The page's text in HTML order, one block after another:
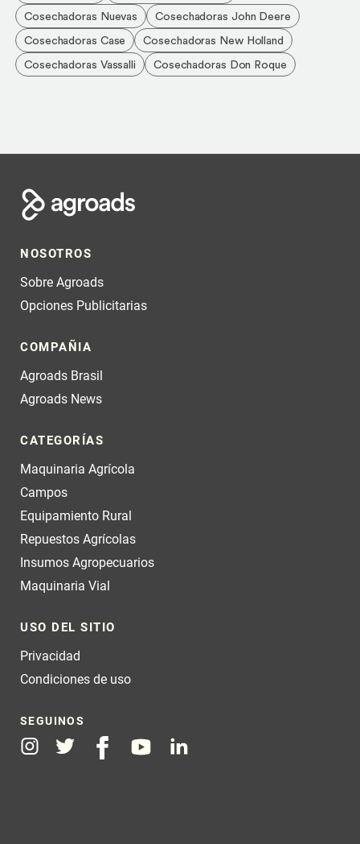
Cosechadoras Nuevas
Cosechadoras John Deere
Cosechadoras Case
Cosechadoras New Holland
Cosechadoras Vassalli
Cosechadoras Don Roque
NOSOTROS
Sobre Agroads
Opciones Publicitarias
COMPAÑIA
Agroads Brasil
Agroads News
CATEGORÍAS
Maquinaria Agrícola
Campos
Equipamiento Rural
Repuestos Agrícolas
Insumos Agropecuarios
Maquinaria Vial
USO DEL SITIO
Privacidad
Condiciones de uso
SEGUINOS
InstagramTwitter FacebookYoutubeLinkedin